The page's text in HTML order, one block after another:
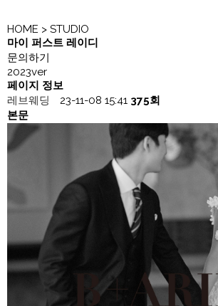
HOME > STUDIO
마이 퍼스트 레이디
문의하기
2023ver
페이지 정보
레브웨딩
23-11-08 15:41 375회
본문